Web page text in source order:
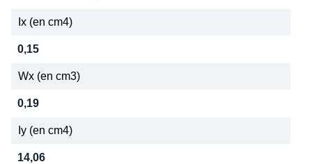
Ix (en cm4)
0,15
Wx (en cm3)
0,19
Iy (en cm4)
14,06